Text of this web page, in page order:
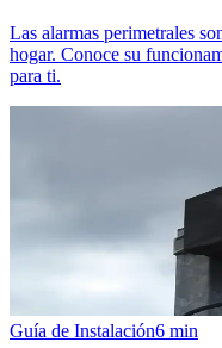
Las alarmas perimetrales
hogar. Conoce su
para ti.
Guía de Instalación6 min